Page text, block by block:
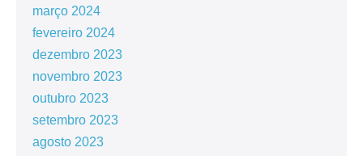
março 2024
fevereiro 2024
dezembro 2023
novembro 2023
outubro 2023
setembro 2023
agosto 2023